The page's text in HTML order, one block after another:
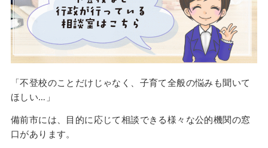
「不登校のことだけじゃなく、子育て全般の悩みも聞いて
ほしい…」
備前市には、目的に応じて相談できる様々な公的機関の窓
口があります。